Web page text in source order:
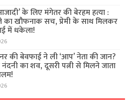
के लिए मंगेतर की बेरहम हत्या :
का खौफनाक सच, प्रेमी के साथ मिलकर
में धकेला!
की बेवफाई ने ली ‘आप’ नेता की जान?
का शव, दूसरी पत्नी से मिलने जाता